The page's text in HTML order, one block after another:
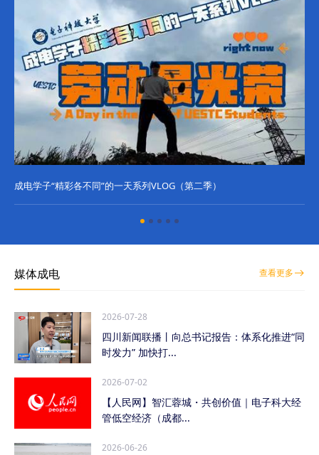
成电学子“精彩各不同”的一天系列VLOG（第二季）
媒体成电 查看更多
2026-07-28
四川新闻联播丨向总书记报告：体系化推进“同
时发力” 加快打...
2026-07-02
【人民网】智汇蓉城・共创价值｜电子科大经
管低空经济（成都...
2026-06-26